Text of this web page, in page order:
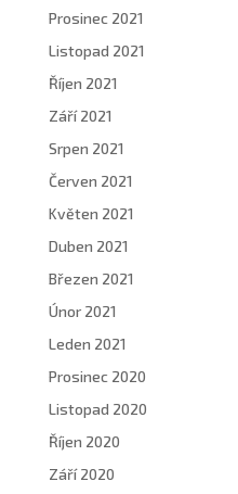
Prosinec 2021
Listopad 2021
Říjen 2021
Září 2021
Srpen 2021
Červen 2021
Květen 2021
Duben 2021
Březen 2021
Únor 2021
Leden 2021
Prosinec 2020
Listopad 2020
Říjen 2020
Září 2020